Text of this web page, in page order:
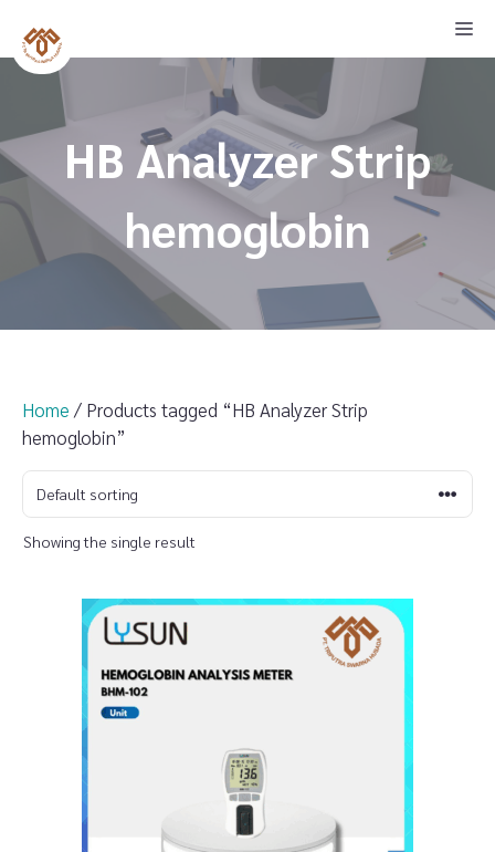
content
HB Analyzer Strip
hemoglobin
Home / Products tagged “HB Analyzer Strip
hemoglobin”
Showing the single result